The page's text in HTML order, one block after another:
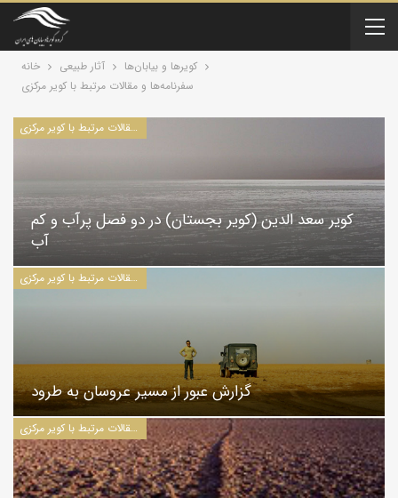
خانه آثار طبیعی
کویرها و بیابان‌ها
سفرنامه‌ها و مقالات مرتبط با کویر مرکزی
سفرنامه‌ها و مقالات مرتبط با کویر مرکزی
کویر سعد الدین (كوير بجستان) در دو فصل پرآب و کم
آب
سفرنامه‌ها و مقالات مرتبط با کویر مرکزی
گزارش عبور از مسیر عروسان به طرود
سفرنامه‌ها و مقالات مرتبط با کویر مرکزی